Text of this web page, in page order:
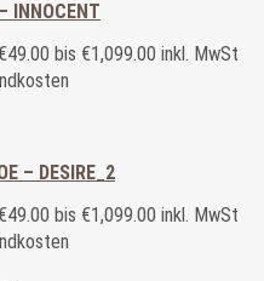
INNOCENT
bis €1,099.00 inkl. MwSt
– DESIRE_2
bis €1,099.00 inkl. MwSt